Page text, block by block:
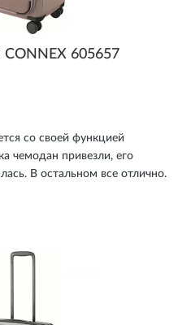
605657
со своей функцией
чемодан привезли, его
В остальном все отлично.